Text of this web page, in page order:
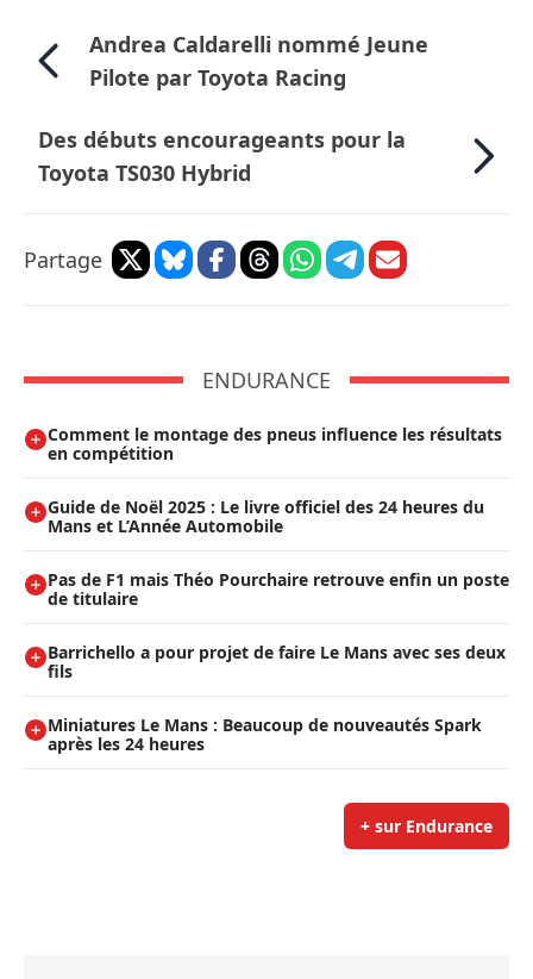
Andrea Caldarelli nommé Jeune
Pilote par Toyota Racing
Des débuts encourageants pour la
Toyota TS030 Hybrid
Partage
ENDURANCE
Comment le montage des pneus influence les résultats
en compétition
Guide de Noël 2025 : Le livre officiel des 24 heures du
Mans et L’Année Automobile
Pas de F1 mais Théo Pourchaire retrouve enfin un poste
de titulaire
Barrichello a pour projet de faire Le Mans avec ses deux
fils
Miniatures Le Mans : Beaucoup de nouveautés Spark
après les 24 heures
+ sur Endurance